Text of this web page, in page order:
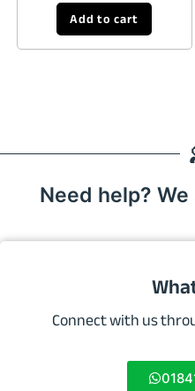
Add to cart
Need help?
Connect with us